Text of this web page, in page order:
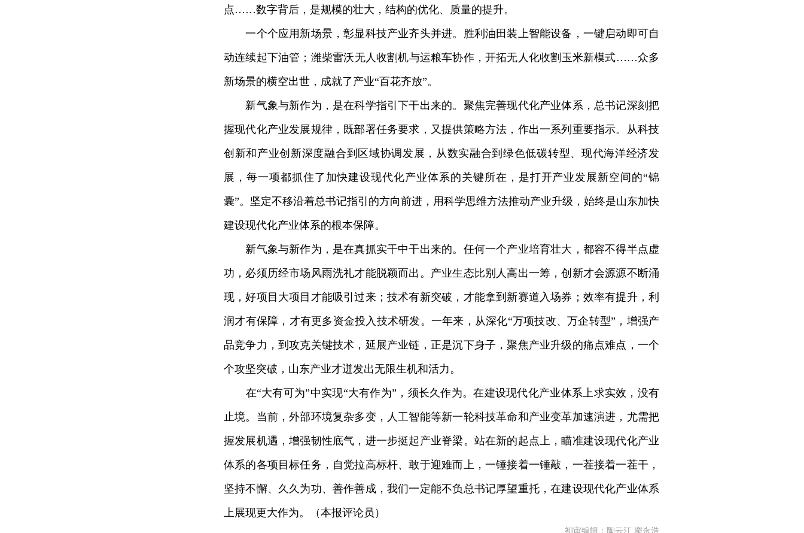
点……数字背后，是规模的壮大，结构的优化、质量的提升。
一个个应用新场景，彰显科技产业齐头并进。胜利油田装上智能设备，一键启动即可自
动连续起下油管；潍柴雷沃无人收割机与运粮车协作，开拓无人化收割玉米新模式……众多
新场景的横空出世，成就了产业“百花齐放”。
新气象与新作为，是在科学指引下干出来的。聚焦完善现代化产业体系，总书记深刻把
握现代化产业发展规律，既部署任务要求，又提供策略方法，作出一系列重要指示。从科技
创新和产业创新深度融合到区域协调发展，从数实融合到绿色低碳转型、现代海洋经济发
展，每一项都抓住了加快建设现代化产业体系的关键所在，是打开产业发展新空间的“锦
囊”。坚定不移沿着总书记指引的方向前进，用科学思维方法推动产业升级，始终是山东加快
建设现代化产业体系的根本保障。
新气象与新作为，是在真抓实干中干出来的。任何一个产业培育壮大，都容不得半点虚
功，必须历经市场风雨洗礼才能脱颖而出。产业生态比别人高出一筹，创新才会源源不断涌
现，好项目大项目才能吸引过来；技术有新突破，才能拿到新赛道入场券；效率有提升，利
润才有保障，才有更多资金投入技术研发。一年来，从深化“万项技改、万企转型”，增强产
品竞争力，到攻克关键技术，延展产业链，正是沉下身子，聚焦产业升级的痛点难点，一个
个攻坚突破，山东产业才迸发出无限生机和活力。
在“大有可为”中实现“大有作为”，须长久作为。在建设现代化产业体系上求实效，没有
止境。当前，外部环境复杂多变，人工智能等新一轮科技革命和产业变革加速演进，尤需把
握发展机遇，增强韧性底气，进一步挺起产业脊梁。站在新的起点上，瞄准建设现代化产业
体系的各项目标任务，自觉拉高标杆、敢于迎难而上，一锤接着一锤敲，一茬接着一茬干，
坚持不懈、久久为功、善作善成，我们一定能不负总书记厚望重托，在建设现代化产业体系
上展现更大作为。（本报评论员）
初审编辑：陶云江 窦永浩